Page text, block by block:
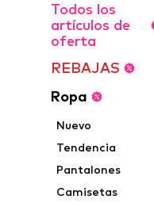
Todos los
artículos de
oferta
REBAJAS
Ropa
Nuevo
Tendencia
Pantalones
Camisetas